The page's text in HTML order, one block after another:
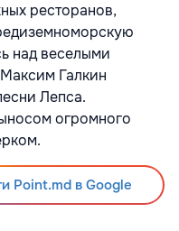
ресторанов,
над веселыми
Галкин
Лепса.
огромного
Point.md в Google